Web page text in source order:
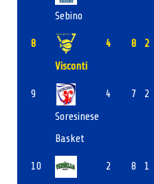
Sebino
8
Visconti
4 8 2
9
Soresinese
Basket
4 7 2
10
2 8 1